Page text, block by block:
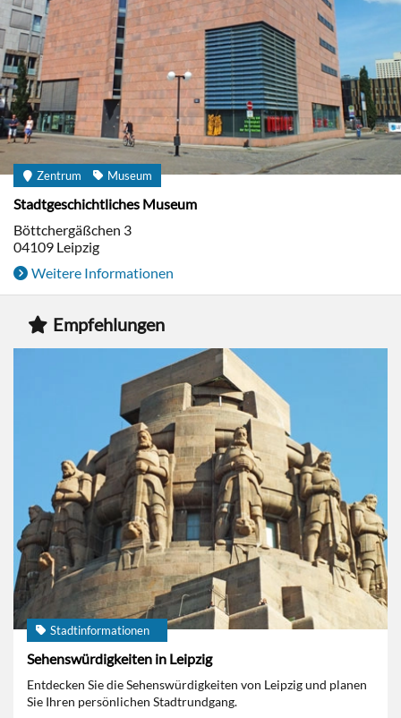
Zentrum Museum
Stadtgeschichtliches Museum
Böttchergäßchen 3
04109 Leipzig
Weitere Informationen
Empfehlungen
Stadtinformationen
Sehenswürdigkeiten in Leipzig
Entdecken Sie die Sehenswürdigkeiten von Leipzig und planen
Sie Ihren persönlichen Stadtrundgang.